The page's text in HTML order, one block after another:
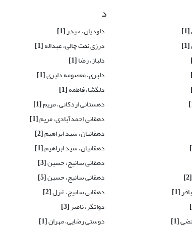
[1]
[1]
[2]
[1]
[1]
د
داودیان، حیدر[1]
درزی نفت چالی، عبداله[1]
دلباز، رضا[1]
دلبری، معصومه دلبری[1]
دلگشا، فاطمه[1]
دهستانی اردکانی، مریم[1]
دهقانی احمدآبادی، مریم[1]
دهقانیان، سید ابراهیم[2]
دهقانیان، سید ابراهیم[1]
دهقانی سانیج، حسین[3]
دهقانی سانیج، حسین[5]
دهقانی سانیج، غزل[2]
دواتگر، ناصر[3]
دوستی رضایی، مهران[1]